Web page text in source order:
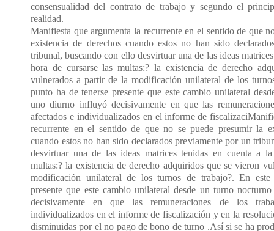
consensualidad del contrato de trabajo y segundo el
realidad.
Manifiesta que argumenta la recurrente en el sentido de que
existencia de derechos cuando estos no han sido
tribunal, buscando con ello desvirtuar una de las ideas
hora de cursarse las multas:? la existencia de derecho
vulnerados a partir de la modificación unilateral de los
punto ha de tenerse presente que este cambio unilateral
uno diurno influyó decisivamente en que las
afectados e individualizados en el informe de
recurrente en el sentido de que no se puede presumir la
cuando estos no han sido declarados previamente por un
desvirtuar una de las ideas matrices tenidas en cuenta a
multas:? la existencia de derecho adquiridos que se vieron
modificación unilateral de los turnos de trabajo?. En
presente que este cambio unilateral desde un turno
decisivamente en que las remuneraciones de los
individualizados en el informe de fiscalización y en la
disminuidas por el no pago de bono de turno .Así si se ha